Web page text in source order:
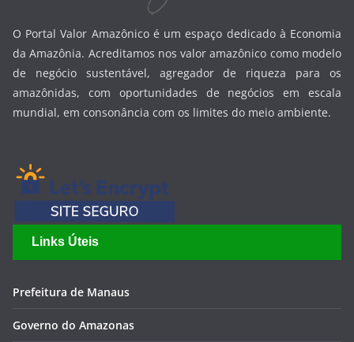
O Portal Valor Amazônico é um espaço dedicado à Economia
da Amazônia. Acreditamos nos valor amazônico como modelo
de negócio sustentável, agregador de riqueza para os
amazônidas, com oportunidades de negócios em escala
mundial, em consonância com os limites do meio ambiente.
Links Úteis
Prefeitura de Manaus
Governo do Amazonas